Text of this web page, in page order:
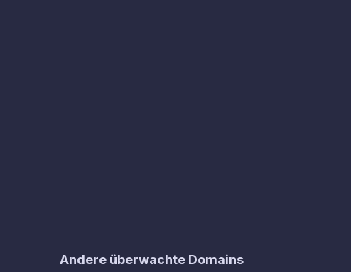
Andere überwachte Domains